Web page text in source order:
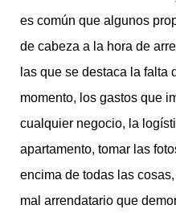
es común que algunos
de cabeza a la hora de
las que se destaca la falta
momento, los gastos que
cualquier negocio, la
apartamento, tomar las
encima de todas las
mal arrendatario que